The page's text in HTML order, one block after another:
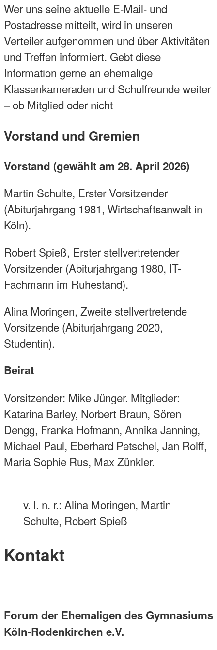
Wer uns seine aktuelle E-Mail- und
Postadresse mitteilt, wird in unseren
Verteiler aufgenommen und über Aktivitäten
und Treffen informiert. Gebt diese
Information gerne an ehemalige
Klassenkameraden und Schulfreunde weiter
– ob Mitglied oder nicht
Vorstand und Gremien
Vorstand (gewählt am 28. April 2026)
Martin Schulte, Erster Vorsitzender
(Abiturjahrgang 1981, Wirtschaftsanwalt in
Köln).
Robert Spieß, Erster stellvertretender
Vorsitzender (Abiturjahrgang 1980, IT-
Fachmann im Ruhestand).
Alina Moringen, Zweite stellvertretende
Vorsitzende (Abiturjahrgang 2020,
Studentin).
Beirat
Vorsitzender: Mike Jünger. Mitglieder:
Katarina Barley, Norbert Braun, Sören
Dengg, Franka Hofmann, Annika Janning,
Michael Paul, Eberhard Petschel, Jan Rolff,
Maria Sophie Rus, Max Zünkler.
v. l. n. r.: Alina Moringen, Martin
Schulte, Robert Spieß
Kontakt
Forum der Ehemaligen des Gymnasiums
Köln-Rodenkirchen e.V.